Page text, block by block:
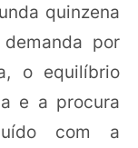
quinzena
por
o equilíbrio
e a procura
com a